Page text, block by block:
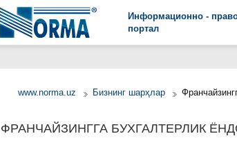
Информационно -
портал
www.norma.uz Бизнинг шарҳлар
ФРАНЧАЙЗИНГГА БУХГАЛТЕРЛИК